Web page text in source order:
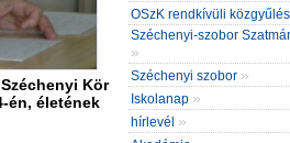
Kör
én, életének
OSzK rendkívüli közgyűlés
Széchenyi-szobor
»
Széchenyi szobor »
Iskolanap »
hírlevél »